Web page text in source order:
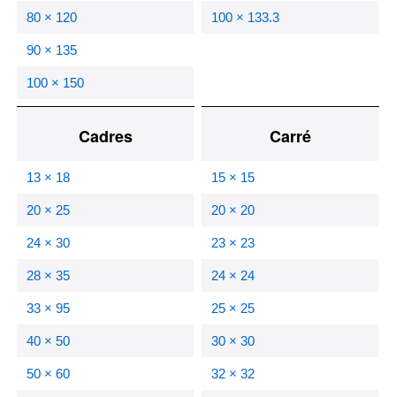
80 × 120
90 × 135
100 × 150
100 × 133.3
Cadres
13 × 18
20 × 25
24 × 30
28 × 35
33 × 95
40 × 50
50 × 60
Carré
15 × 15
20 × 20
23 × 23
24 × 24
25 × 25
30 × 30
32 × 32